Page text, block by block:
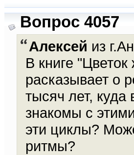
Вопрос 4057
Алексей из
В книге
расказывает о
тысяч лет,
знакомы с
эти циклы?
ритмы?